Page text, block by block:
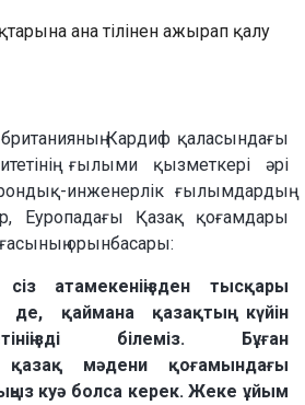
Кардиф қаласындағы
ғылыми қызметкері әрі
инженерлік ғылымдардың
Еуропадағы Қазақ қоғамдары
орынбасары:
атамекеніңізден тысқары
де, қаймана қазақтың күйін
білеміз. Бұған
қазақ мәдени қоғамындағы
куә болса керек. Жеке ұйым